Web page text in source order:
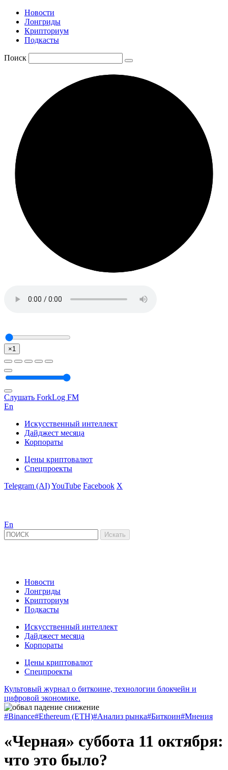
Новости
Лонгриды
Крипториум
Подкасты
Поиск
×1
Слушать ForkLog FM
En
Искусственный интеллект
Дайджест месяца
Корпораты
Цены криптовалют
Спецпроекты
Telegram (AI)YouTube Facebook X
En
Новости
Лонгриды
Крипториум
Подкасты
Искусственный интеллект
Дайджест месяца
Корпораты
Цены криптовалют
Спецпроекты
Культовый журнал о биткоине, технологии блокчейн и
цифровой экономике.
#Binance#Ethereum (ETH)#Анализ рынка#Биткоин#Мнения
«Черная» суббота 11 октября:
что это было?